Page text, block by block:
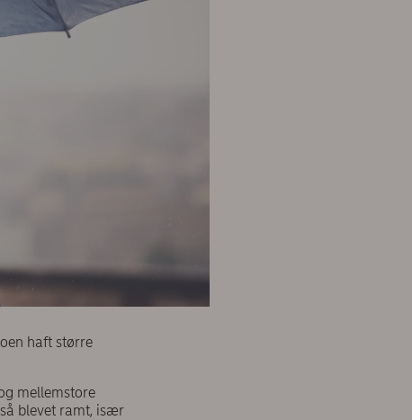
haft større
mellemstore
blevet ramt, især